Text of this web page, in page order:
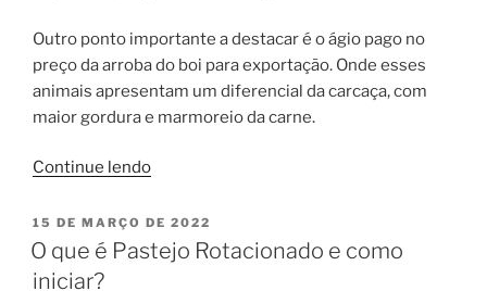
Outro ponto importante a destacar é o ágio pago no
preço da arroba do boi para exportação. Onde esses
animais apresentam um diferencial da carcaça, com
maior gordura e marmoreio da carne.
Continue lendo“Boi
uma
alternativa
PUBLICADO
EM
15 DE MARÇO DE 2022
O que é Pastejo Rotacionado e como
iniciar?